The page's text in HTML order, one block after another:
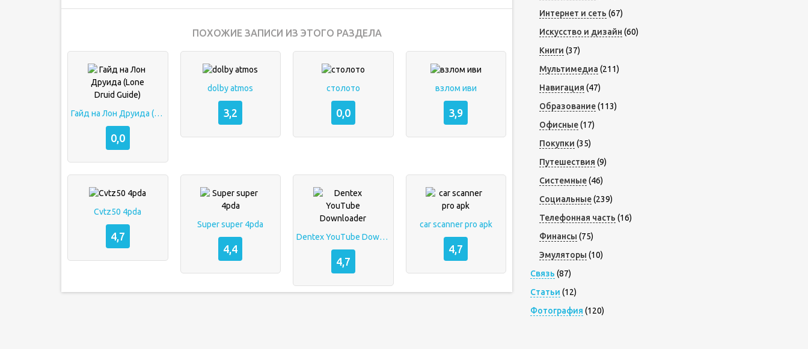
ПОХОЖИЕ ЗАПИСИ ИЗ ЭТОГО РАЗДЕЛА
Гайд на Лон Друида (Lone Druid Guide)
0,0
dolby atmos
3,2
столото
0,0
взлом иви
3,9
Cvtz50 4pda
4,7
Super super 4pda
4,4
Dentex YouTube Downloader
4,7
car scanner pro apk
4,7
Интернет и сеть (67)
Искусство и дизайн (60)
Книги (37)
Мультимедиа (211)
Навигация (47)
Образование(113)
Офисные(17)
Покупки (35)
Путешествия (9)
Системные(46)
Социальные(239)
Телефонная часть (16)
Финансы (75)
Эмуляторы (10)
Связь (87)
Статьи (12)
Фотография (120)